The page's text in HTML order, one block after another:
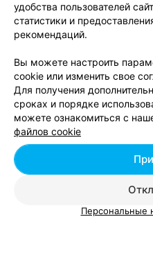
Вакансии
Публичный
Публичный договор по
Написать
Связаться по
Написать
Персональные
Обработка
© 2026 ООО «Артокс Лаб», УНП
удобства пользователей
статистики и
рекомендаций.
Вы можете настроить
cookie или изменить свое
Для получения
сроках и порядке
можете ознакомиться с
файлов cookie
Персональные